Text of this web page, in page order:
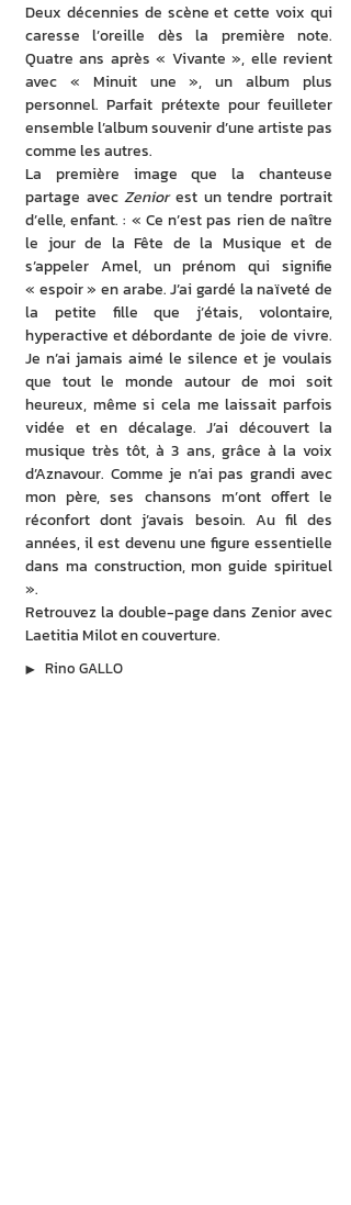
Deux décennies de scène et cette voix qui
caresse l’oreille dès la première note.
Quatre ans après « Vivante », elle revient
avec « Minuit une », un album plus
personnel. Parfait prétexte pour feuilleter
ensemble l’album souvenir d’une artiste pas
comme les autres.
La première image que la chanteuse
partage avec Zenior est un tendre portrait
d’elle, enfant. : « Ce n’est pas rien de naître
le jour de la Fête de la Musique et de
s’appeler Amel, un prénom qui signifie
« espoir » en arabe. J’ai gardé la naïveté de
la petite fille que j’étais, volontaire,
hyperactive et débordante de joie de vivre.
Je n’ai jamais aimé le silence et je voulais
que tout le monde autour de moi soit
heureux, même si cela me laissait parfois
vidée et en décalage. J’ai découvert la
musique très tôt, à 3 ans, grâce à la voix
d’Aznavour. Comme je n’ai pas grandi avec
mon père, ses chansons m’ont offert le
réconfort dont j’avais besoin. Au fil des
années, il est devenu une figure essentielle
dans ma construction, mon guide spirituel
».
Retrouvez la double-page dans Zenior avec
Laetitia Milot en couverture.
▶︎ Rino GALLO